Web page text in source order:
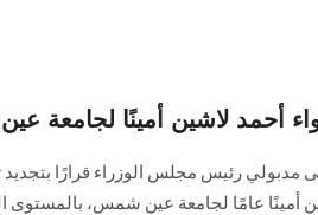
أحمد لاشين أمينًا لجامعة
رئيس مجلس الوزراء قرارًا بتجديد
أمينًا عامًا لجامعة عين شمس، بالمستوى